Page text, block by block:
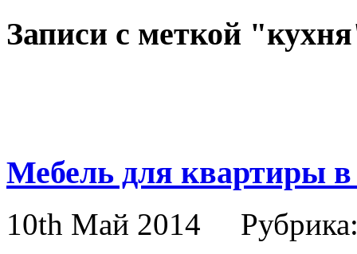
Записи с меткой
Мебель для квартиры в
10th Май 2014